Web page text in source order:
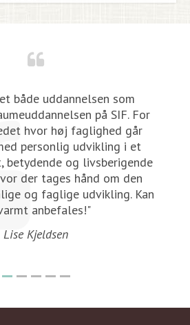
både uddannelsen som
på SIF. For
hvor høj faglighed går
personlig udvikling i et
betydende og livsberigende
der tages hånd om den
og faglige udvikling. Kan
anbefales!"
Lise Kjeldsen